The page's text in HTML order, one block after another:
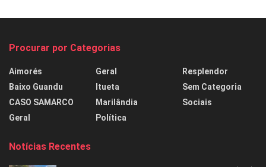
Procurar por Categorias
Aimorés
Baixo Guandu
CASO SAMARCO
Geral
Geral
Itueta
Marilândia
Política
Resplendor
Sem Categoria
Sociais
Notícias Recentes